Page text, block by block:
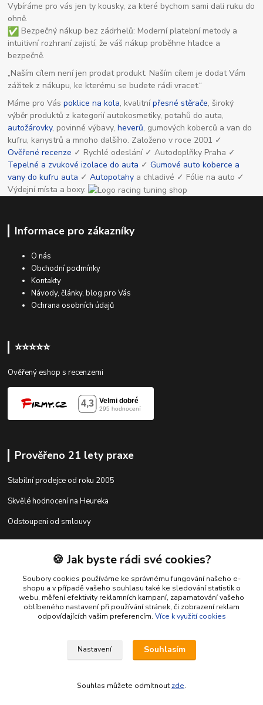
Vybíráme pro vás jen ty kousky, za které bychom sami dali ruku do
ohně.
Bezpečný nákup bez zádrhelů: Moderní platební metody a
intuitivní rozhraní zajistí, že váš nákup proběhne hladce a
bezpečně.
„Naším cílem není jen prodat produkt. Naším cílem je dodat Vám
zážitek z nákupu, ke kterému se budete rádi vracet.“
Máme pro Váspoklice na kola, kvalitnípřesné stěrače, široký
výběr produktů z kategorií autokosmetiky, potahů do auta,
autožárovky, povinné výbavy,heverů, gumových koberců a van do
kufru, kanystrů a mnoho dalšího. Založeno v roce 2001 ✓
Ověřené recenze ✓ Rychlé odeslání ✓ Autodoplňky Praha ✓
Tepelné a zvukové izolace do auta ✓Gumové auto koberce a
vany do kufru auta ✓Autopotahy a chladivé ✓ Fólie na auto ✓
Výdejní místa a boxy.
Informace pro zákazníky
O nás
Obchodní podmínky
Kontakty
Návody, články, blog pro Vás
Ochrana osobních údajů
⭐⭐⭐⭐⭐
Ověřený eshop s recenzemi
Prověřeno 21 lety praxe
Stabilní prodejce od roku 2005
Skvělé hodnocení na Heureka
Odstoupeni od smlouvy
Kontakty
shop@racing-tuning-shop.cz
🍪 Jak byste rádi své cookies?
Soubory cookies používáme ke správnému fungování našeho e-
shopu a v případě vašeho souhlasu také ke sledování statistik o
webu, měření efektivity reklamních kampaní, zapamatování vašeho
oblíbeného nastavení při používání stránek, či zobrazení reklam
odpovídajících vašim preferencím. Více k využití cookies
Nastavení Souhlasím
Souhlas můžete odmítnout zde.